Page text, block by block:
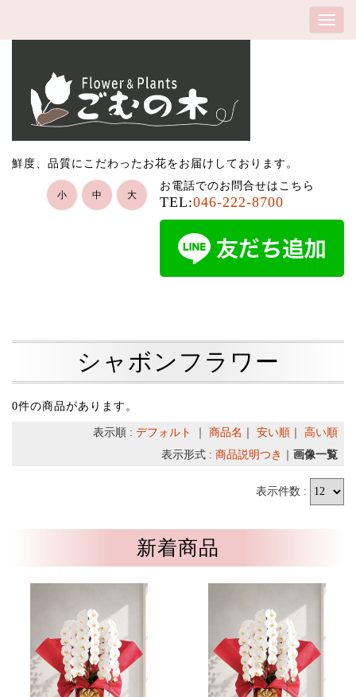
鮮度、品質にこだわったお花をお届けしております。
お電話でのお問合せはこちら
TEL:046-222-8700
小 中 大
シャボンフラワー
0件の商品があります。
表示順 : デフォルト 商品名 安い順
高い順
表示形式 : 商品説明つき 画像一覧
表示件数 :
新着商品